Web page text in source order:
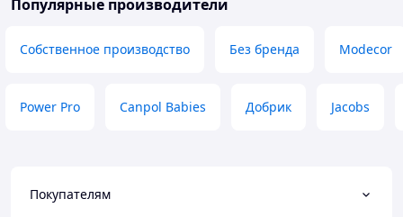
зможе скуштувати :)
Популярные производители
Собственное производство Без бренда Modecor
Power Pro Canpol Babies Добрик Jacobs
Покупателям